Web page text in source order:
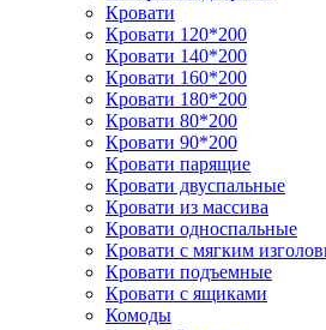
Кровати
Кровати 120*200
Кровати 140*200
Кровати 160*200
Кровати 180*200
Кровати 80*200
Кровати 90*200
Кровати парящие
Кровати двуспальные
Кровати из массива
Кровати односпальные
Кровати с мягким
Кровати подъемные
Кровати с ящиками
Комоды